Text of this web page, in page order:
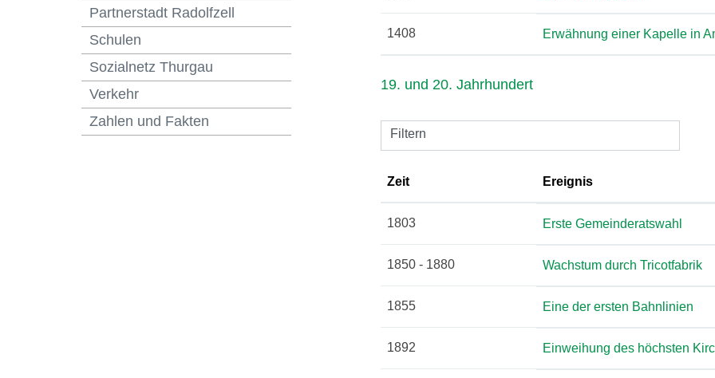
Partnerstadt Radolfzell
Schulen
Sozialnetz Thurgau
Verkehr
Zahlen und Fakten
1408 Erwähnung einer Kapelle in
19. und 20. Jahrhundert
Filtern
Zeit Ereignis
1803 Erste Gemeinderatswahl
1850 - 1880 Wachstum durch Tricotfabrik
1855 Eine der ersten Bahnlinien
1892 Einweihung des höchsten